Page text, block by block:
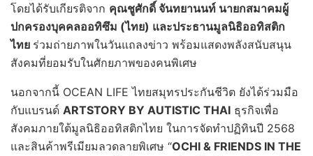
โดยได้รับเกียรติจาก คุณชูศักดิ์ จันทยานนท์ นายกสมาคมผู้
ปกครองบุคคลออทิซึม (ไทย) และประธานมูลนิธิออทิสติก
ไทย ร่วมถ่ายภาพในวันแถลงข่าว พร้อมแสดงพลังสนับสนุน
สังคมที่ยอมรับในศักยภาพของคนพิเศษ
นอกจากนี้ OCEAN LIFE ไทยสมุทรประกันชีวิต ยังได้ร่วมมือ
กับแบรนด์ ARTSTORY BY AUTISTIC THAI ธุรกิจเพื่อ
สังคมภายใต้มูลนิธิออทิสติกไทย ในการจัดทำปฏิทินปี 2568
และสินค้าพรีเมียมลวดลายพิเศษ “OCHI & FRIENDS IN THE